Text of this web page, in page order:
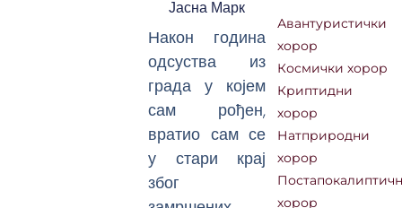
Јасна Марк
Након година
одсуства из
града у којем
сам рођен,
вратио сам се
у стари крај
због
Авантуристички
хорор
Космички хорор
Криптидни
хорор
Натприродни
хорор
хорор